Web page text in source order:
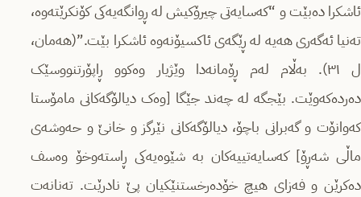
ئاشکرا دەبێت و “کەسایەتی چیرۆکیش لە ڕوانگەیەکی کۆنکرێتەوە،
تەنیا ئەگەری هەیە لە ڕێگەی ئاکسیۆنەوە ئاشکرا بێت.”(هەمان،
ل ٣١). بەڵام لەم ڕۆمانەدا وێژیار وەکوو ڕاپۆرتنووسێک
دەردەکەوێت. بێجگە لە چەند جێگا [وەک دیالۆگەکانی مامۆستا
کەوانۆت و گەبرانی باچۆ، دیالۆگەکانی نێرگز و خانێ و حەوشەی
ماڵی شەڕۆ] کەسایەتییەکان بە شێوەیەکی ڕاستەوخۆ وەسف
دەکرێن و فەزای هیچ خۆدەرخستنێکیان پێ نادرێت. تەنانەت